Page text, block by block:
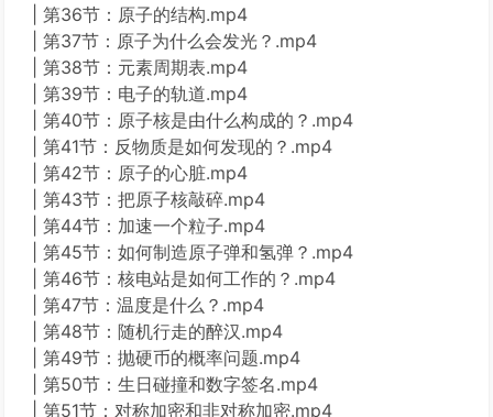
| 第36节：原子的结构.mp4
| 第37节：原子为什么会发光？.mp4
| 第38节：元素周期表.mp4
| 第39节：电子的轨道.mp4
| 第40节：原子核是由什么构成的？.mp4
| 第41节：反物质是如何发现的？.mp4
| 第42节：原子的心脏.mp4
| 第43节：把原子核敲碎.mp4
| 第44节：加速一个粒子.mp4
| 第45节：如何制造原子弹和氢弹？.mp4
| 第46节：核电站是如何工作的？.mp4
| 第47节：温度是什么？.mp4
| 第48节：随机行走的醉汉.mp4
| 第49节：抛硬币的概率问题.mp4
| 第50节：生日碰撞和数字签名.mp4
| 第51节：对称加密和非对称加密.mp4